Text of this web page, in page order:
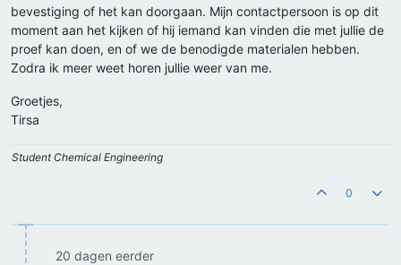
bevestiging of het kan doorgaan. Mijn contactpersoon is op dit
moment aan het kijken of hij iemand kan vinden die met jullie de
proef kan doen, en of we de benodigde materialen hebben.
Zodra ik meer weet horen jullie weer van me.
Groetjes,
Tirsa
Student Chemical Engineering
0
20 dagen eerder